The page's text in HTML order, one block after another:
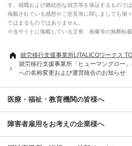
す。就職および継続的な就労等を保証するものでは
掲載されている感想やご意見等に関しましても個
てはまるものではありません。
※当サイトに掲載している文章、画像等の無断転
就労移行支援事業所LITALICOワークス
就労移行支援事業所「ヒューマングロー」
への名称変更および運営統合のお知らせ
医療・福祉・教育機関の皆様へ
障害者雇用をお考えの企業様へ